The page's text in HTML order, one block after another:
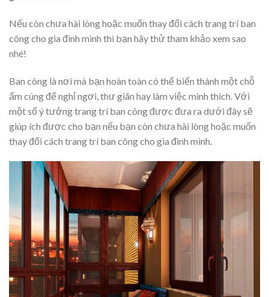
Nếu còn chưa hài lòng hoặc muốn thay đổi cách trang trí ban
công cho gia đình mình thì bạn hãy thử tham khảo xem sao
nhé!
Ban công là nơi mà bạn hoàn toàn có thể biến thành một chỗ
ấm cúng để nghỉ ngơi, thư giãn hay làm việc mình thích. Với
một số ý tưởng trang trí ban công được đưa ra dưới đây sẽ
giúp ích được cho bạn nếu bạn còn chưa hài lòng hoặc muốn
thay đổi cách trang trí ban công cho gia đình mình.